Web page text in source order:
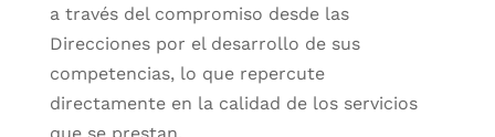
a través del compromiso desde las
Direcciones por el desarrollo de sus
competencias, lo que repercute
directamente en la calidad de los servicios